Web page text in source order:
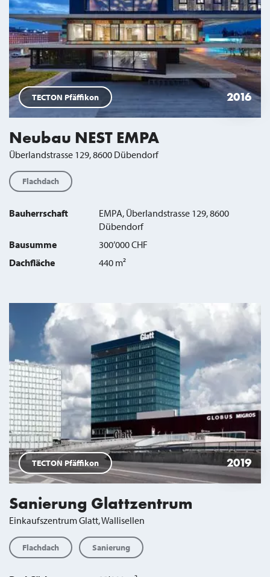
TECTON Pfäffikon 2016
Neubau NEST EMPA
Überlandstrasse 129, 8600 Dübendorf
Flachdach
Bauherrschaft
EMPA, Überlandstrasse 129, 8600
Dübendorf
Bausumme
300’000 CHF
Dachfläche
440 m²
TECTON Pfäffikon 2019
Sanierung Glattzentrum
Einkaufszentrum Glatt, Wallisellen
Flachdach Sanierung